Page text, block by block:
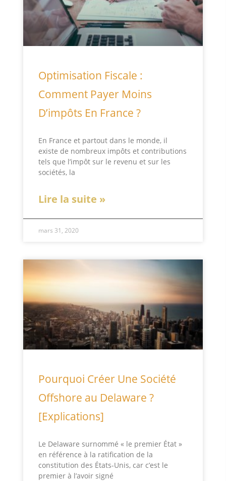
Optimisation Fiscale :
Comment Payer Moins
D’impôts En France ?
En France et partout dans le monde, il
existe de nombreux impôts et contributions
tels que l’impôt sur le revenu et sur les
sociétés, la
Lire la suite »
mars 31, 2020
Pourquoi Créer Une Société
Offshore au Delaware ?
[Explications]
Le Delaware surnommé « le premier État »
en référence à la ratification de la
constitution des États-Unis, car c’est le
premier à l’avoir signé